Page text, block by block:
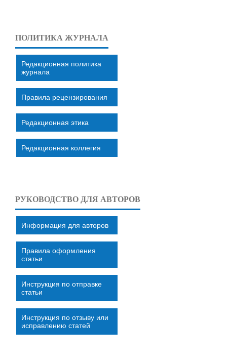
ПОЛИТИКА ЖУРНАЛА
Редакционная политика
журнала
Правила рецензирования
Редакционная этика
Редакционная коллегия
РУКОВОДСТВО ДЛЯ АВТОРОВ
Информация для авторов
Правила оформления
статьи
Инструкция по отправке
статьи
Инструкция по отзыву или
исправлению статей